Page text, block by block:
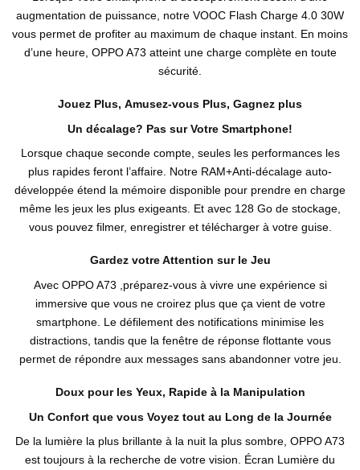
augmentation de puissance, notre VOOC Flash Charge 4.0 30W
vous permet de profiter au maximum de chaque instant. En moins
d’une heure, OPPO A73 atteint une charge complète en toute
sécurité.
Jouez Plus, Amusez-vous Plus, Gagnez plus
Un décalage? Pas sur Votre Smartphone!
Lorsque chaque seconde compte, seules les performances les
plus rapides feront l’affaire. Notre RAM+Anti-décalage auto-
développée étend la mémoire disponible pour prendre en charge
même les jeux les plus exigeants. Et avec 128 Go de stockage,
vous pouvez filmer, enregistrer et télécharger à votre guise.
Gardez votre Attention sur le Jeu
Avec OPPO A73 ,préparez-vous à vivre une expérience si
immersive que vous ne croirez plus que ça vient de votre
smartphone. Le défilement des notifications minimise les
distractions, tandis que la fenêtre de réponse flottante vous
permet de répondre aux messages sans abandonner votre jeu.
Doux pour les Yeux, Rapide à la Manipulation
Un Confort que vous Voyez tout au Long de la Journée
De la lumière la plus brillante à la nuit la plus sombre, OPPO A73
est toujours à la recherche de votre vision. Écran Lumière du